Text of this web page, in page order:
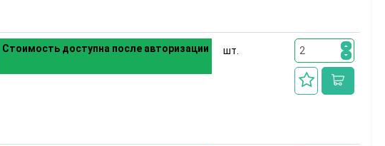
Стоимость доступна после авторизации шт.